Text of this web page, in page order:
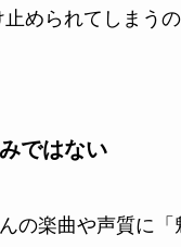
止められてしまう
ではない
の楽曲や声質に「